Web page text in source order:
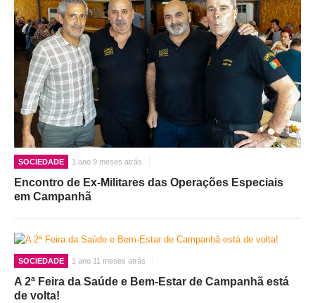
SOCIEDADE 1 ano 9 meses atrás
Encontro de Ex-Militares das Operações Especiais
em Campanhã
SOCIEDADE 1 ano 11 meses atrás
A 2ª Feira da Saúde e Bem-Estar de Campanhã está
de volta!